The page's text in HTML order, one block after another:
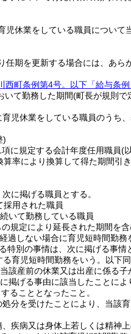
休業をしている職員につい
期を更新する場合には、あら
西町条例第4号。以下「給与条
いて勤務した期間(町長が規則で
児休業をしている職員のうち
)
に規定する会計年度任用職員(
率により換算して得た期間引
に掲げる職員とする。
用された職員
いて勤務している職員
規定により延長された期間を
過しない場合に育児短時間勤
別の事情は、次に掲げる事情
育児短時間勤務をいう。以下
該産前の休業又は出産に係る子
に掲げる事由に該当したことによ
ることとなったこと。
分を受けたことにより、当該
疾病又は身体上若しくは精神